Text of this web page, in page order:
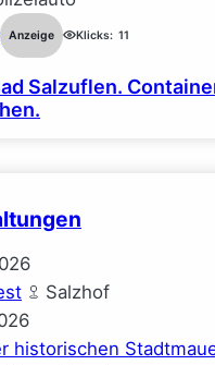
Anzeige Klicks: 11
Salzuflen.
Salzhof
historischen